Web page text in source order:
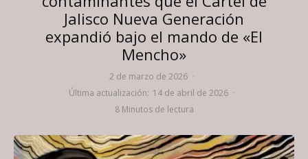
Jalisco Nueva Generación
expandió bajo el mando de «El
Mencho»
2 de marzo de 2026 ·
Última actualización: 14 de abril de 2026 ·
8 Minutos de lectura